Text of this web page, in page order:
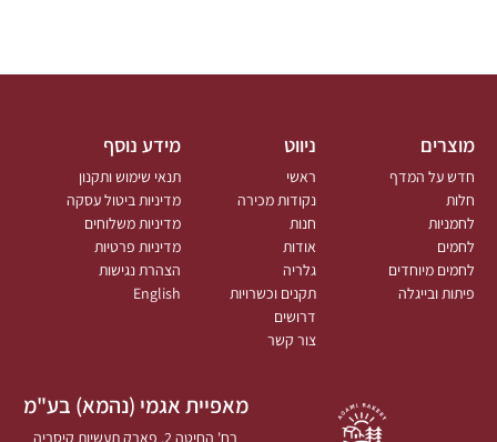
מאפיית אגמי (נהמא) בע"מ
רח' החיטה 2, פארק תעשיות קיסריה
מוצרים
חדש על המדף
חלות
לחמניות
לחמים
לחמים מיוחדים
פיתות ובייגלה
ניווט
ראשי
נקודות מכירה
חנות
אודות
גלריה
תקנים וכשרויות
דרושים
צור קשר
מידע נוסף
תנאי שימוש ותקנון
מדיניות ביטול עסקה
מדיניות משלוחים
מדיניות פרטיות
הצהרת נגישות
English